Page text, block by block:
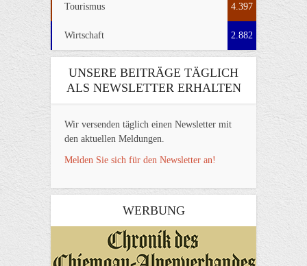
Tourismus 4.397
Wirtschaft 2.882
UNSERE BEITRÄGE TÄGLICH
ALS NEWSLETTER ERHALTEN
Wir versenden täglich einen Newsletter mit
den aktuellen Meldungen.
Melden Sie sich für den Newsletter an!
WERBUNG